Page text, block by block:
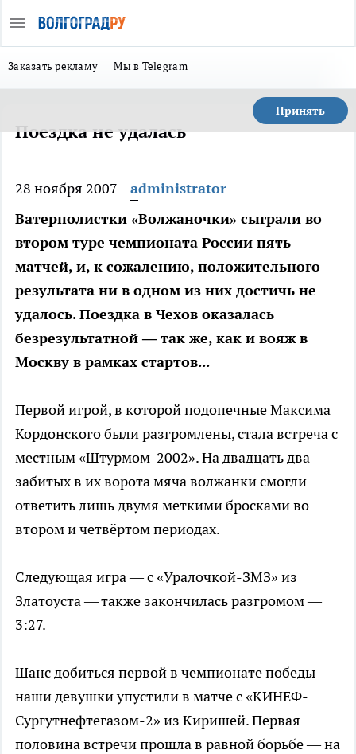
Заказать рекламу Мы в Telegram
Принять
Поездка не удалась
28 ноября 2007
administrator
Ватерполистки «Волжаночки» сыграли во
втором туре чемпионата России пять
матчей, и, к сожалению, положительного
результата ни в одном из них достичь не
удалось. Поездка в Чехов оказалась
безрезультатной — так же, как и вояж в
Москву в рамках стартов...
Первой игрой, в которой подопечные Максима
Кордонского были разгромлены, стала встреча с
местным «Штурмом-2002». На двадцать два
забитых в их ворота мяча волжанки смогли
ответить лишь двумя меткими бросками во
втором и четвёртом периодах.
Следующая игра — с «Уралочкой-ЗМЗ» из
Златоуста — также закончилась разгромом —
3:27.
Шанс добиться первой в чемпионате победы
наши девушки упустили в матче с «КИНЕФ-
Сургутнефтегазом-2» из Киришей. Первая
половина встречи прошла в равной борьбе — на